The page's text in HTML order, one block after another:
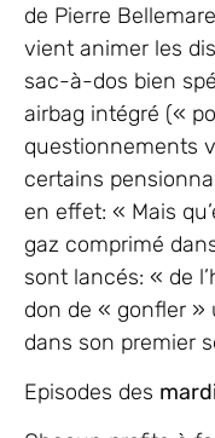
de Pierre
vient animer les
sac-à-dos bien
airbag intégré («
questionnements
certains
en effet: « Mais
gaz comprimé
sont lancés: « de
don de « gonfler »
dans son premier
Episodes des